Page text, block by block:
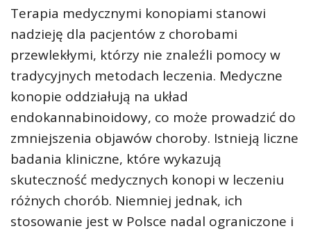
Terapia medycznymi konopiami stanowi
nadzieję dla pacjentów z chorobami
przewlekłymi, którzy nie znaleźli pomocy w
tradycyjnych metodach leczenia. Medyczne
konopie oddziałują na układ
endokannabinoidowy, co może prowadzić do
zmniejszenia objawów choroby. Istnieją liczne
badania kliniczne, które wykazują
skuteczność medycznych konopi w leczeniu
różnych chorób. Niemniej jednak, ich
stosowanie jest w Polsce nadal ograniczone i